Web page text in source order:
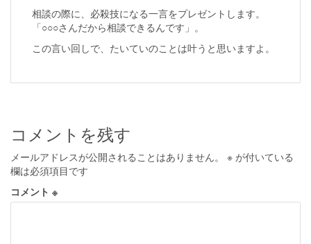
相談の際に、必殺技になる一言をプレゼントします。
「○○○さんだから相談できるんです」。
この言い回しで、たいていのことは叶うと思いますよ。
コメントを残す
メールアドレスが公開されることはありません。 ※ が付いている
欄は必須項目です
コメント ※